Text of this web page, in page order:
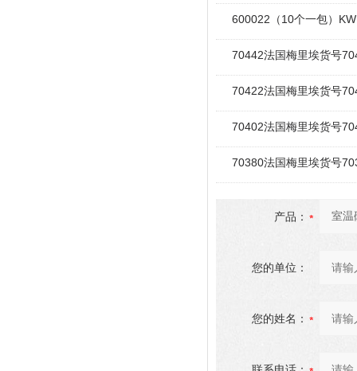
600022（10个一包）
70442法国梅里埃货号
70422法国梅里埃货号
70402法国梅里埃货号
70380法国梅里埃货号
产品：
您的单位：
您的姓名：